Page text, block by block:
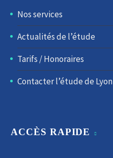
Nos services
Actualités de l’étude
Tarifs / Honoraires
Contacter l’étude de Lyon
ACCÈS RAPIDE